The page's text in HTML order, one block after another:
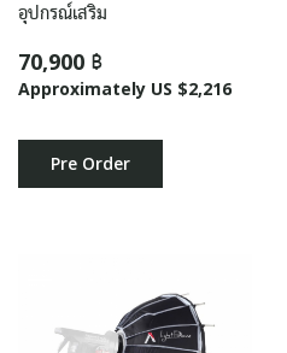
อุปกรณ์เสริม
70,900 ฿
Approximately US $2,216
Pre Order